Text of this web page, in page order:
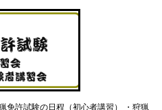
免許試験の日程（初心者講習） ・狩猟